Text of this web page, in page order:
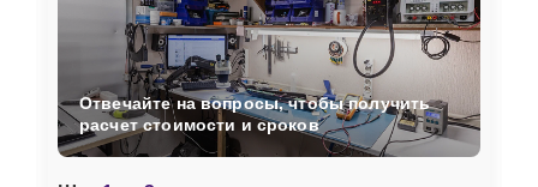
Отвечайте на вопросы, чтобы получить
расчет стоимости и сроков